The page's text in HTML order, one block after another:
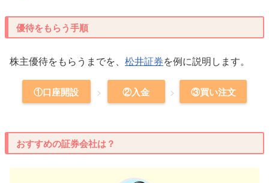
優待をもらう手順
株主優待をもらうまでを、 松井証券を例に説明します。
①口座開設 ②入金 ③買い注文
おすすめの証券会社は？